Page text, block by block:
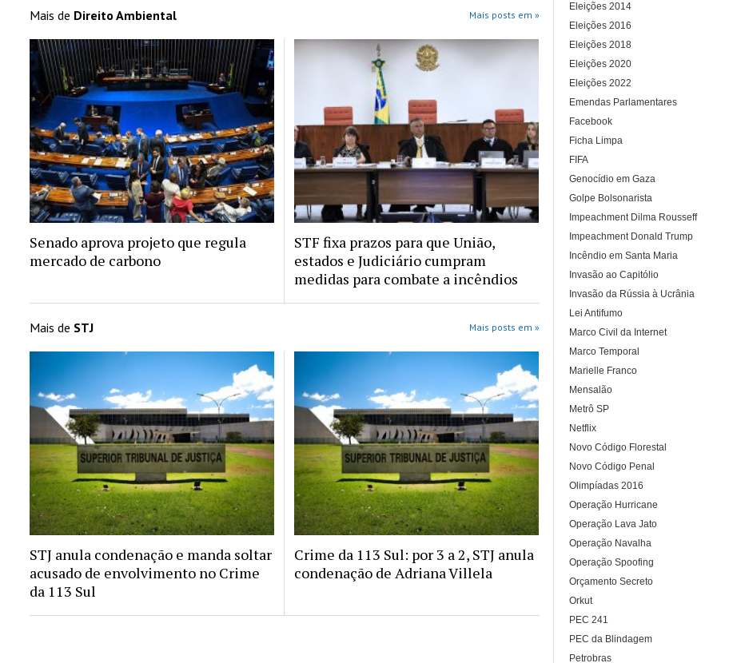
Mais de Direito Ambiental Mais posts em »
Senado aprova projeto que regula
mercado de carbono
STF fixa prazos para que União,
estados e Judiciário cumpram
medidas para combate a incêndios
Mais de STJ Mais posts em »
STJ anula condenação e manda soltar
acusado de envolvimento no Crime
da 113 Sul
Crime da 113 Sul: por 3 a 2, STJ anula
condenação de Adriana Villela
Eleições 2014
Eleições 2016
Eleições 2018
Eleições 2020
Eleições 2022
Emendas Parlamentares
Facebook
Ficha Limpa
FIFA
Genocídio em Gaza
Golpe Bolsonarista
Impeachment Dilma Rousseff
Impeachment Donald Trump
Incêndio em Santa Maria
Invasão ao Capitólio
Invasão da Rússia à Ucrânia
Lei Antifumo
Marco Civil da Internet
Marco Temporal
Marielle Franco
Mensalão
Metrô SP
Netflix
Novo Código Florestal
Novo Código Penal
Olimpíadas 2016
Operação Hurricane
Operação Lava Jato
Operação Navalha
Operação Spoofing
Orçamento Secreto
Orkut
PEC 241
PEC da Blindagem
Petrobras